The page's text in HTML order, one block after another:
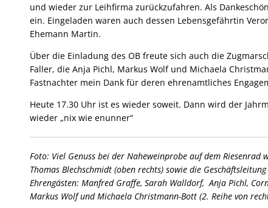
und wieder zur Leihfirma zurückzufahren. Als
ein. Eingeladen waren auch dessen Lebensgefährtin
Ehemann Martin.
Über die Einladung des OB freute sich auch die
Faller, die Anja Pichl, Markus Wolf und Michaela
Fastnachter mein Dank für deren ehrenamtliches
Heute 17.30 Uhr ist es wieder soweit. Dann wird der
wieder „nix wie enunner“
Foto: Viel Genuss bei der Naheweinprobe auf dem Riesenrad
Thomas Blechschmidt (oben rechts) sowie die
Ehrengästen: Manfred Graffe, Sarah Walldorf, Anja Pichl,
Markus Wolf und Michaela Christmann-Bott (2. Reihe von